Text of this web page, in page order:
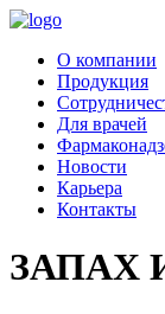
Перейти
содержимому
О компании
Продукция
Для врачей
Новости
Карьера
Контакты
ЗАПАХ